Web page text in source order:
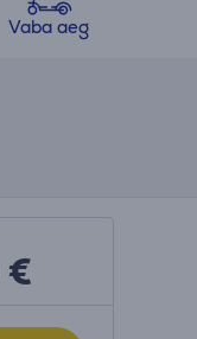
Vaba aeg
€